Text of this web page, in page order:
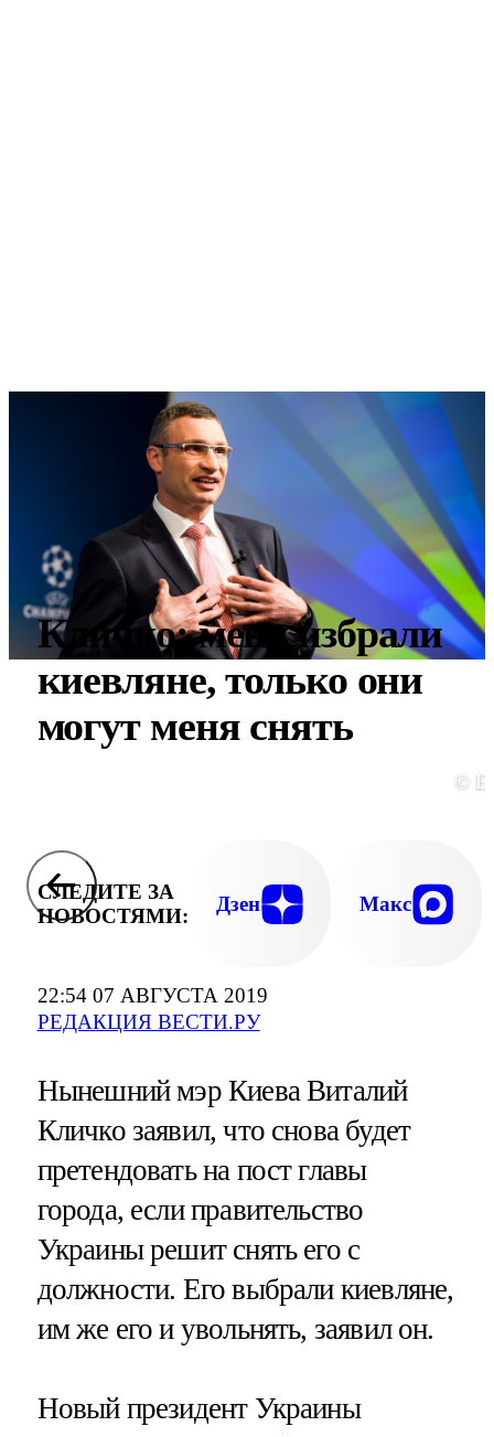
22:54 07 АВГУСТА 2019
РЕДАКЦИЯ ВЕСТИ.РУ
Кличко: меня избрали
киевляне, только они
могут меня снять
©
СЛЕДИТЕ ЗА
НОВОСТЯМИ:
Дзен Макс
Нынешний мэр Киева Виталий
Кличко заявил, что снова будет
претендовать на пост главы
города, если правительство
Украины решит снять его с
должности. Его выбрали киевляне,
им же его и увольнять, заявил он.
Новый президент Украины